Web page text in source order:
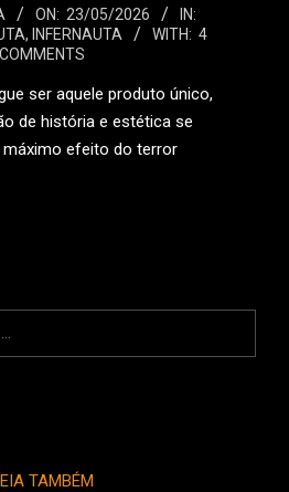
ON: 23/05/2026
IN:
, INFERNAUTA WITH: 4
COMMENTS
ser aquele produto único,
de história e estética se
máximo efeito do terror
TAMBÉM